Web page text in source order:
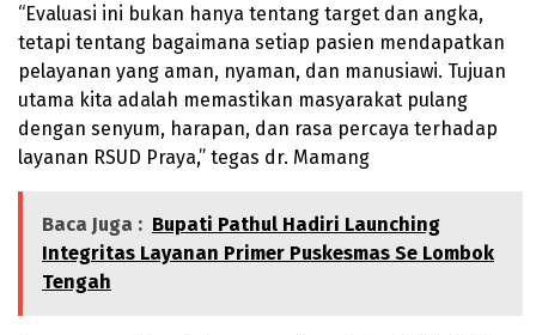
“Evaluasi ini bukan hanya tentang target dan angka,
tetapi tentang bagaimana setiap pasien mendapatkan
pelayanan yang aman, nyaman, dan manusiawi. Tujuan
utama kita adalah memastikan masyarakat pulang
dengan senyum, harapan, dan rasa percaya terhadap
layanan RSUD Praya,” tegas dr. Mamang
Baca Juga : Bupati Pathul Hadiri Launching
Integritas Layanan Primer Puskesmas Se Lombok
Tengah